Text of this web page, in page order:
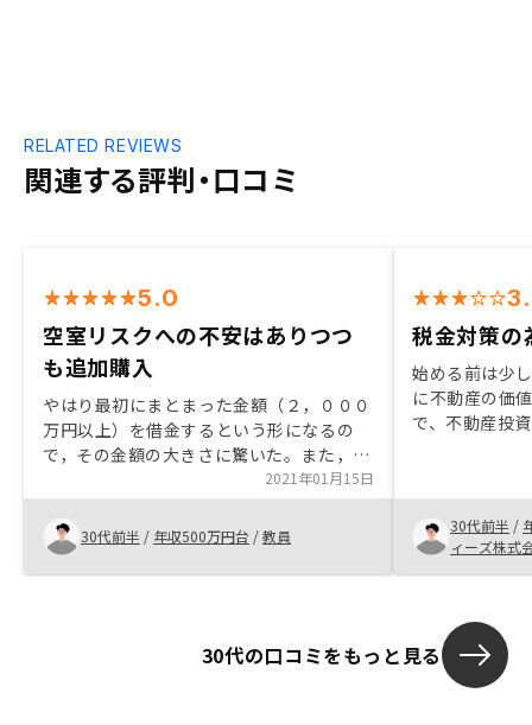
関連する評判・口コミ
RELATED REVIEWS
5.0
空室リスクへの不安はありつつ
も追加購入
やはり最初にまとまった金額（２，０００
万円以上）を借金するという形になるの
で，その金額の大きさに驚いた。また，リ
スクの一つである空室になったらという不
安があった。確定申告を行う。
2021年01月15日
30代前半 / 年収500万円台 /教員
税金対策の
始める前は少
に不動産の価
で、不動産投
る決定打にな
30代前半 /
ィーズ株式
30代の口コミをもっと見る